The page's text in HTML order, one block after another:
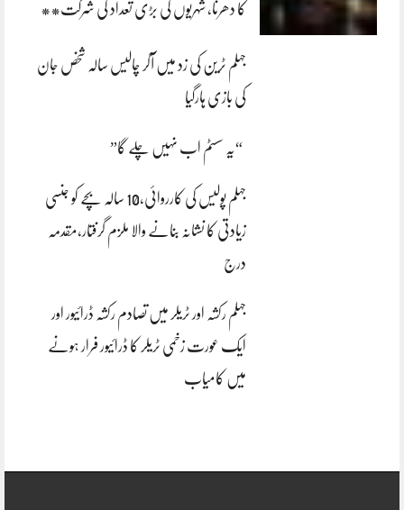
کا دھرنا، شہریوں کی بڑی تعداد کی شرکت**
جہلم ٹرین کی زد میں آکر چالیس سالہ شخص جان
کی بازی ہارگیا
“یہ سسٹم اب نہیں چلے گا”
جہلم پولیس کی کارروائی،10 سالہ بچے کو جنسی
زیادتی کا نشانہ بنانے والا ملزم گرفتار،مقدمہ
درج
جہلم رکشہ اور ٹریلر میں تصادم رکشہ ڈرائیور اور
ایک عورت زخمی ٹریلر کا ڈرائیور فرار ہونے
میں کامیاب